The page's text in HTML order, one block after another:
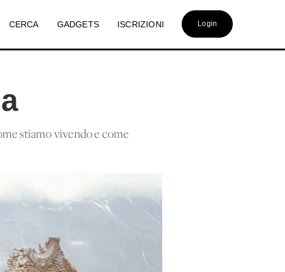
CERCA GADGETS ISCRIZIONI Login
stiamo vivendo e come